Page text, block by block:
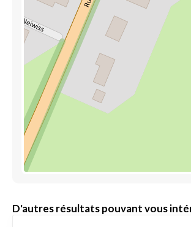
D'autres résultats pouvant vous